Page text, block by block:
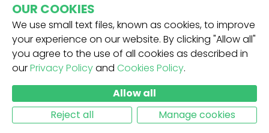
Hacer Miel Con Hierba?
Contras: esta planta no presenta muchos
inconvenientes; en general, es fácil de cultivar
Cultivo: a la borraja le gusta el pleno sol pero
también tolera la sombra parcial. Siembra las
OUR COOKIES
We use small text files, known as cookies, to improve
your experience on our website. By clicking "Allow all"
you agree to the use of all cookies as described in
ourPrivacy Policyand Cookies Policy.
Allow all
Reject all
Manage cookies